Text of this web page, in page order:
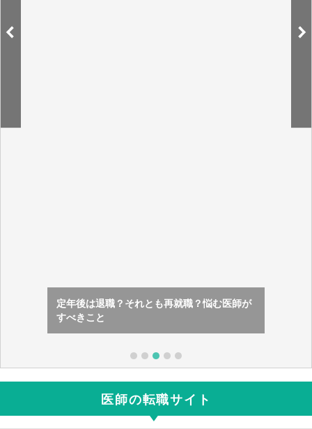
定年後は退職？それとも再就職？悩む医師が
すべきこと
医師の転職サイト